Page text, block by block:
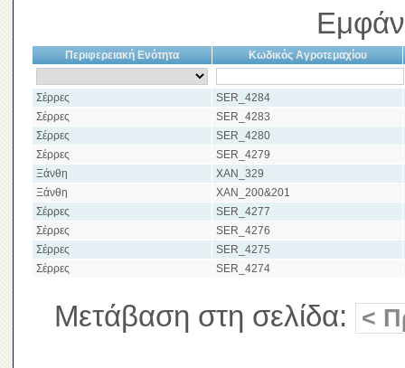
Περιφερειακή Ενότητα Κωδικός Αγροτεμαχίου
Σέρρες
SER_4284
Σέρρες
SER_4283
Σέρρες
SER_4280
Σέρρες
SER_4279
Ξάνθη
XAN_329
Ξάνθη
XAN_200&201
Σέρρες
SER_4277
Σέρρες
SER_4276
Σέρρες
SER_4275
Σέρρες
SER_4274
Μετάβαση στη σελίδα: <